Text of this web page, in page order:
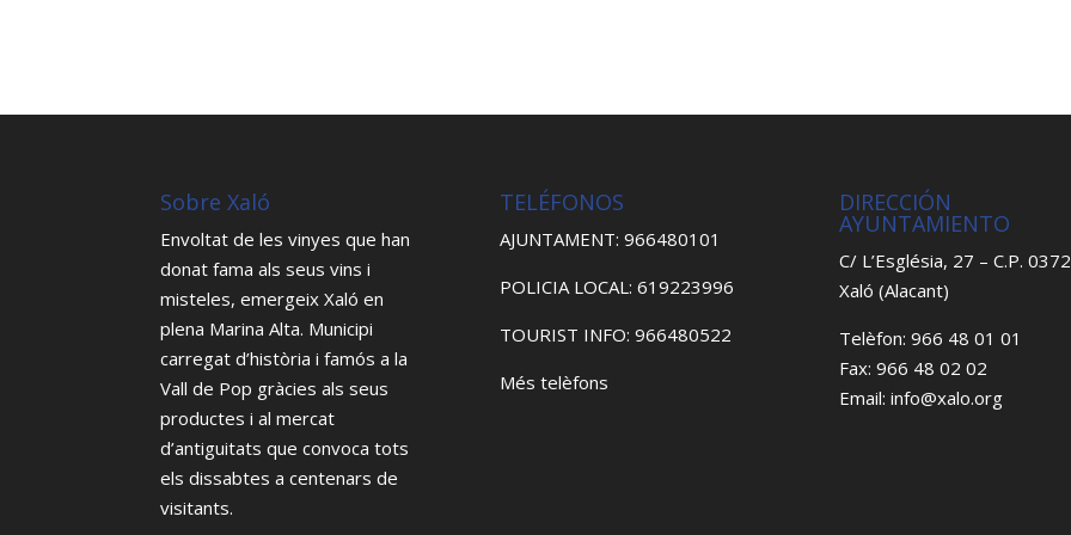
Sobre Xaló
Envoltat de les vinyes que han
donat fama als seus vins i
misteles, emergeix Xaló en
plena Marina Alta. Municipi
carregat d’història i famós a la
Vall de Pop gràcies als seus
productes i al mercat
d’antiguitats que convoca tots
els dissabtes a centenars de
visitants.
TELÉFONOS
AJUNTAMENT: 966480101
POLICIA LOCAL: 619223996
TOURIST INFO: 966480522
Més telèfons
DIRECCIÓN
AYUNTAMIENTO
C/ L’Església, 27 – C.P.
Xaló (Alacant)
Telèfon: 966 48 01 01
Fax: 966 48 02 02
Email: info@xalo.org